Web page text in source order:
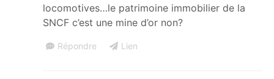
locomotives…le patrimoine immobilier de la
SNCF c’est une mine d’or non?
Répondre Lien